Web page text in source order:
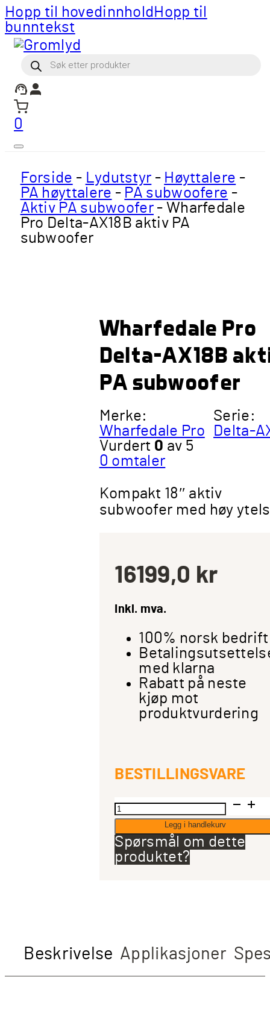
Hopp til hovedinnhold Hopp til
bunntekst
Products
search
0
Forside - Lydutstyr - Høyttalere -
PA høyttalere - PA subwoofere -
Aktiv PA subwoofer - Wharfedale
Pro Delta-AX18B aktiv PA
subwoofer
Wharfedale Pro
Delta-AX18B
PA subwoofer
Merke:
Wharfedale Pro
Serie:
Delta-
Vurdert 0 av 5
0 omtaler
Kompakt 18″ aktiv
subwoofer med høy
16199,0 kr
Inkl. mva.
100% norsk bedrift
med klarna
Rabatt på neste
kjøp mot
produktvurdering
BESTILLINGSVARE
Wharfedale
Pro
Delta-
AX18B
aktiv
Legg i handlekurv
Spørsmål om dette
produktet?
Beskrivelse Applikasjoner